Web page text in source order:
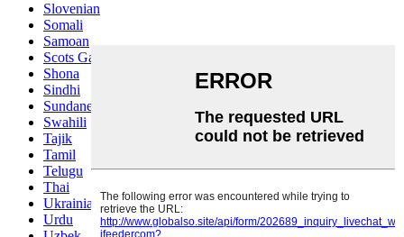
Slovenian
Somali
Samoan
Scots Gaelic
Shona
Sindhi
Sundanese
Swahili
Tajik
Tamil
Telugu
Thai
Ukrainian
Urdu